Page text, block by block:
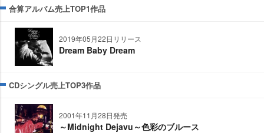
合算アルバム売上TOP1作品
2019年05月22日リリース
Dream Baby Dream
CDシングル売上TOP3作品
2001年11月28日発売
～Midnight Dejavu～色彩のブルース